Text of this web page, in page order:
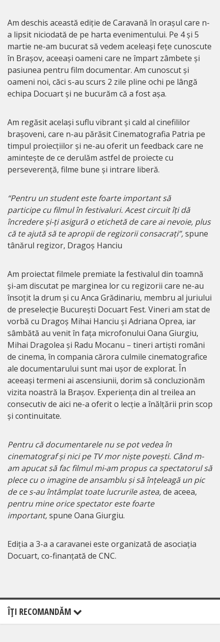
Am deschis această ediție de Caravană în orașul care n-
a lipsit niciodată de pe harta evenimentului. Pe 4 și 5
martie ne-am bucurat să vedem aceleași fețe cunoscute
în Brașov, aceeași oameni care ne împart zâmbete și
pasiunea pentru film documentar. Am cunoscut și
oameni noi, căci s-au scurs 2 zile pline ochi pe lângă
echipa Docuart și ne bucurăm că a fost așa.
Am regăsit același suflu vibrant și cald al cinefililor
brașoveni, care n-au părăsit Cinematografia Patria pe
timpul proiecțiilor și ne-au oferit un feedback care ne
amintește de ce derulăm astfel de proiecte cu
perseverență, filme bune și intrare liberă.
“Pentru un student este foarte important să
participe cu filmul în festivaluri. Acest circuit îți dă
încredere și-ți asigură o etichetă de care ai nevoie, plus
că te ajută să te apropii de regizorii consacrați”,spune
tânărul regizor, Dragoș Hanciu
Am proiectat filmele premiate la festivalul din toamnă
și-am discutat pe marginea lor cu regizorii care ne-au
însoțit la drum și cu Anca Grădinariu, membru al juriului
de preselecție București Docuart Fest. Vineri am stat de
vorbă cu Dragoș Mihai Hanciu și Adriana Oprea, iar
sâmbătă au venit în fața microfonului Oana Giurgiu,
Mihai Dragolea și Radu Mocanu – tineri artiști români
de cinema, în compania cărora culmile cinematografice
ale documentarului sunt mai ușor de explorat. În
aceeași termeni ai ascensiunii, dorim să concluzionăm
vizita noastră la Brașov. Experiența din al treilea an
consecutiv de aici ne-a oferit o lecție a înălțării prin scop
și continuitate.
Pentru că documentarele nu se pot vedea în
cinematograf și nici pe TV mor niște povești. Când m-
am apucat să fac filmul mi-am propus ca spectatorul să
plece cu o imagine de ansamblu și să înțeleagă un pic
de ce s-au întâmplat toate lucrurile astea,de aceea,
pentru mine orice spectator este foarte
important,spune Oana Giurgiu.
Ediția a 3-a a caravanei este organizată de asociația
Docuart, co-finanțată de CNC.
ÎŢI RECOMANDĂM